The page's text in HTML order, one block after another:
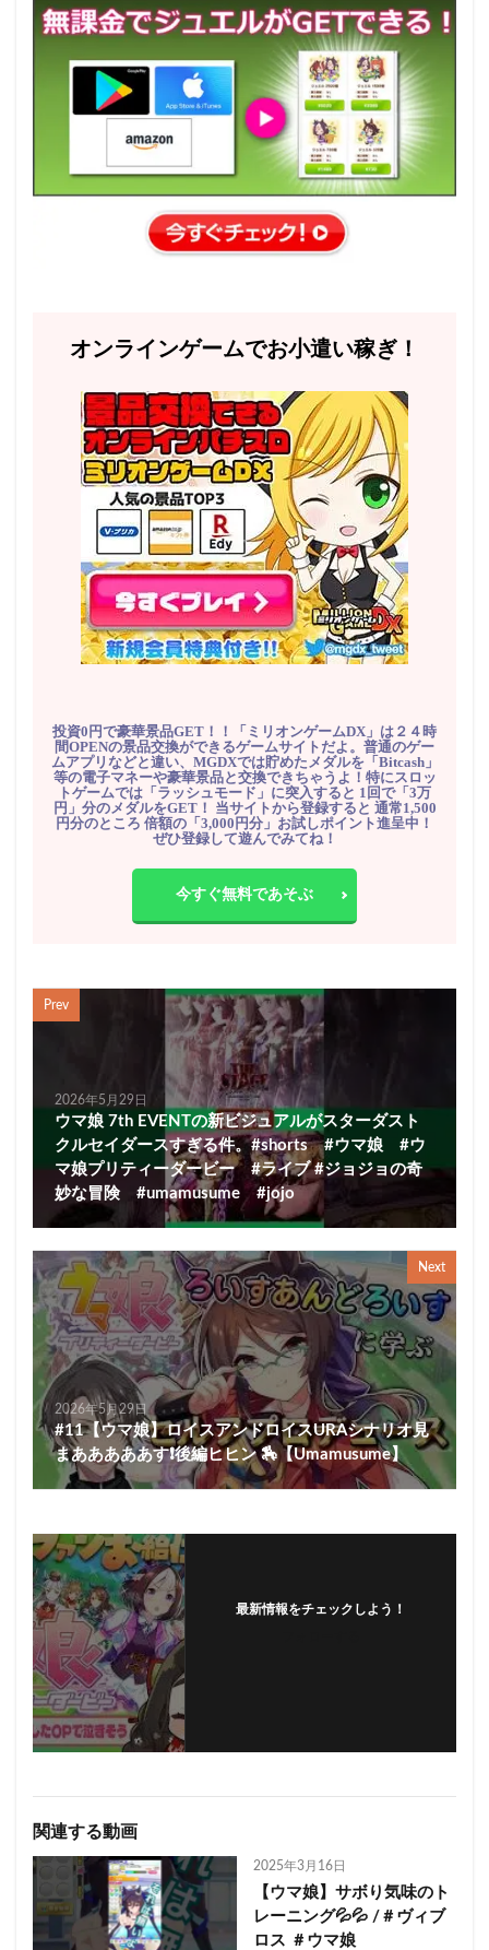
オンラインゲームでお小遣い稼ぎ！
投資0円で豪華景品GET！！「ミリオンゲームDX」は２４時
間OPENの景品交換ができるゲームサイトだよ。普通のゲー
ムアプリなどと違い、MGDXでは貯めたメダルを「Bitcash」
等の電子マネーや豪華景品と交換できちゃうよ！特にスロッ
トゲームでは「ラッシュモード」に突入すると 1回で「3万
円」分のメダルをGET！ 当サイトから登録すると 通常1,500
円分のところ 倍額の「3,000円分」お試しポイント進呈中！
ぜひ登録して遊んでみてね！
今すぐ無料であそぶ
Prev
2026年5月29日
ウマ娘 7th EVENTの新ビジュアルがスターダスト
クルセイダースすぎる件。#shorts #ウマ娘 #ウ
マ娘プリティーダービー #ライブ #ジョジョの奇
妙な冒険 #umamusume #jojo
Next
2026年5月29日
#11【ウマ娘】ロイスアンドロイスURAシナリオ見
まあああああす❗後編ヒヒン 🏇【Umamusume】
最新情報をチェックしよう！
関連する動画
2025年3月16日
【ウマ娘】サボり気味のト
レーニング💦💦 /＃ヴィブ
ロス ＃ウマ娘